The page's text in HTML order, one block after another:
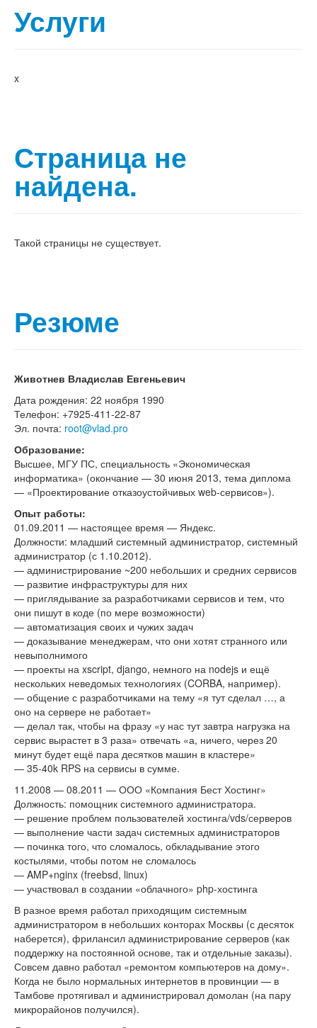
Услуги
x
Страница не
найдена.
Такой страницы не существует.
Резюме
Животнев Владислав Евгеньевич
Дата рождения: 22 ноября 1990
Телефон: +7925-411-22-87
Эл. почта: root@vlad.pro
Образование:
Высшее, МГУ ПС, специальность «Экономическая
информатика» (окончание — 30 июня 2013, тема диплома
— «Проектирование отказоустойчивых web-сервисов»).
Опыт работы:
01.09.2011 — настоящее время — Яндекс.
Должности: младший системный администратор, системный
администратор (с 1.10.2012).
— администрирование ~200 небольших и средних сервисов
— развитие инфраструктуры для них
— приглядывание за разработчиками сервисов и тем, что
они пишут в коде (по мере возможности)
— автоматизация своих и чужих задач
— доказывание менеджерам, что они хотят странного или
невыполнимого
— проекты на xscript, django, немного на nodejs и ещё
нескольких неведомых технологиях (CORBA, например).
— общение с разработчиками на тему «я тут сделал …, а
оно на сервере не работает»
— делал так, чтобы на фразу «у нас тут завтра нагрузка на
сервис вырастет в 3 раза» отвечать «а, ничего, через 20
минут будет ещё пара десятков машин в кластере»
— 35-40k RPS на сервисы в сумме.
11.2008 — 08.2011 — ООО «Компания Бест Хостинг»
Должность: помощник системного администратора.
— решение проблем пользователей хостинга/vds/серверов
— выполнение части задач системных администраторов
— починка того, что сломалось, обкладывание этого
костылями, чтобы потом не сломалось
— AMP+nginx (freebsd, linux)
— участвовал в создании «облачного» php-хостинга
В разное время работал приходящим системным
администратором в небольших конторах Москвы (с десяток
наберется), фрилансил администрирование серверов (как
поддержку на постоянной основе, так и отдельные заказы).
Совсем давно работал «ремонтом компьютеров на дому».
Когда не было нормальных интернетов в провинции — в
Тамбове протягивал и администрировал домолан (на пару
микрорайонов получился).